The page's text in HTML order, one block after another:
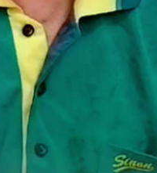
Video